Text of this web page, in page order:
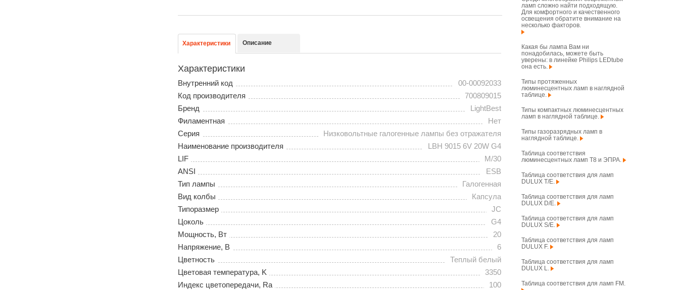
Характеристики Описание
Характеристики
Внутренний код
00-00092033
Код производителя
700809015
Бренд
LightBest
Филаментная
Нет
Серия
Низковольтные галогенные лампы без отражателя
Наименование производителя
LBH 9015 6V 20W G4
LIF
M/30
ANSI
ESB
Тип лампы
Галогенная
Вид колбы
Капсула
Типоразмер
JC
Цоколь
G4
Мощность, Вт
20
Напряжение, В
6
Цветность
Теплый белый
Цветовая температура, K
3350
Индекс цветопередачи, Ra
100
ламп сложно найти подходящую.
Для комфортного и качественного
освещения обратите внимание на
несколько факторов.
Какая бы лампа Вам ни
понадобилась, можете быть
уверены: в линейке Philips LEDtube
она есть.
Типы протяженных
люминесцентных ламп в наглядной
таблице.
Типы компактных люминесцентных
ламп в наглядной таблице.
Типы газоразрядных ламп в
наглядной таблице.
Таблица соответствия
люминесцентных ламп T8 и ЭПРА.
Таблица соответствия для ламп
DULUX T/E.
Таблица соответствия для ламп
DULUX D/E.
Таблица соответствия для ламп
DULUX S/E.
Таблица соответствия для ламп
DULUX F.
Таблица соответствия для ламп
DULUX L.
Таблица соответствия для ламп FM.